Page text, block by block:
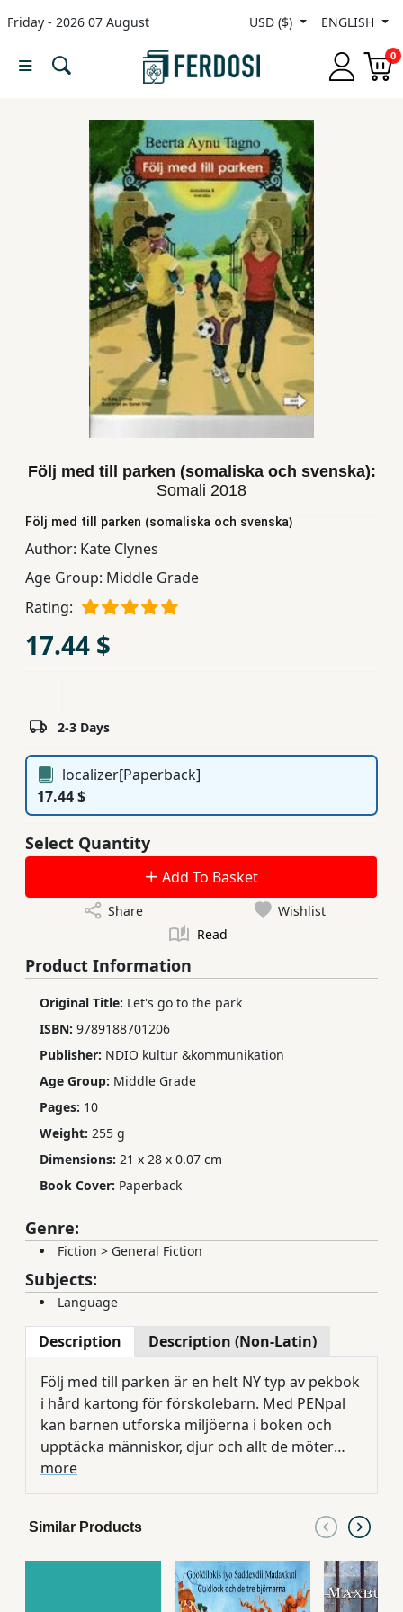
Friday - 2026 07 August USD ($) ENGLISH
0
Menu
languages
Nonfiction
&
Educational
Books
Publishing
Följ med till parken (somaliska och svenska):
Somali 2018
Följ med till parken (somaliska och svenska)
Author: Kate Clynes
Age Group: Middle Grade
Rating:
17.44 $
2-3 Days
localizer[Paperback]
17.44 $
Select Quantity
Add To Basket
Share
Wishlist
Read
Product Information
Original Title: Let's go to the park
ISBN: 9789188701206
Publisher: NDIO kultur &kommunikation
Age Group: Middle Grade
Pages: 10
Weight: 255 g
Dimensions: 21 x 28 x 0.07 cm
Book Cover: Paperback
Genre:
Fiction > General Fiction
Subjects:
Language
Description Description (Non-Latin)
Följ med till parken är en helt NY typ av pekbok
i hård kartong för förskolebarn. Med PENpal
kan barnen utforska miljöerna i boken och
upptäcka människor, djur och allt de möter
som benämns, låter och talar. Det är
spännande för barnen att upptäcka alla
hemliga ljud som finns på sidorna i boken.
Detta är den första delen i en serie böcker med
använda PENpal för lustfylld språkinlärning.
SE, HÖR och TALA - med PENpal kan man också
more
Similar Products